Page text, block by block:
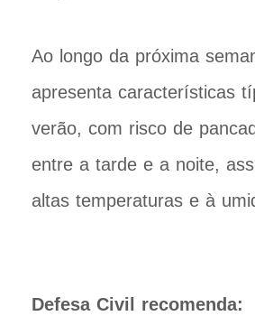
Ao longo da próxima
apresenta características
verão, com risco de
entre a tarde e a noite,
altas temperaturas e à
Defesa Civil recomenda: